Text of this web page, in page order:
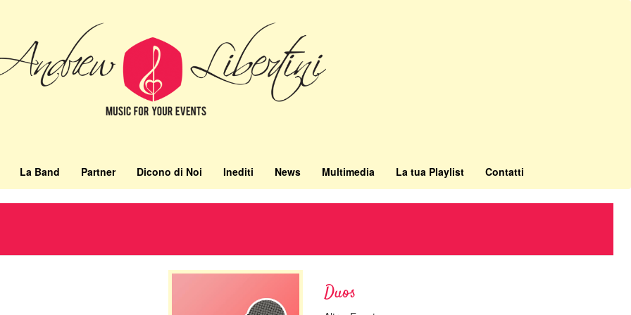
La Band Partner Dicono di Noi Inediti News Multimedia La tua Playlist Contatti
Duos